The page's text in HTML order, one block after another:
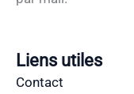
Liens utiles
Contact